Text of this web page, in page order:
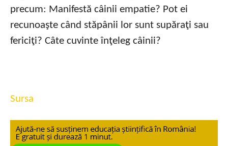
precum: Manifestă câinii empatie? Pot ei
recunoaşte când stăpânii lor sunt supăraţi sau
fericiţi? Câte cuvinte înţeleg câinii?
Sursa